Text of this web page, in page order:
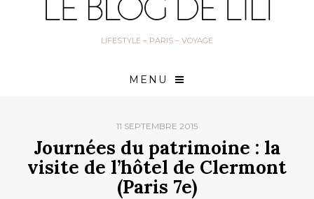
LIFESTYLE – PARIS – VOYAGE
MENU
11 SEPTEMBRE 2015
Journées du patrimoine : la
visite de l’hôtel de Clermont
(Paris 7e)